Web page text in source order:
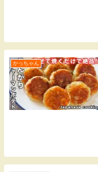
かっちゃん